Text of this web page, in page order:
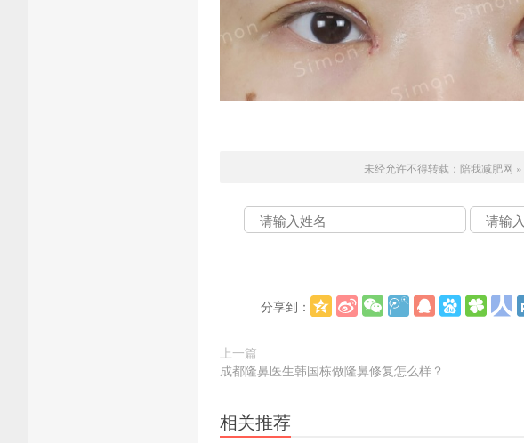
未经允许不得转载： 陪我减肥网 »
分享到：
上一篇
成都隆鼻医生韩国栋做隆鼻修复怎么样？
相关推荐